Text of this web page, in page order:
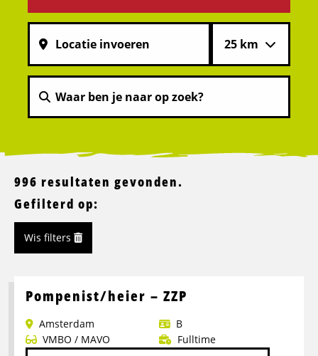
996 resultaten gevonden.
Gefilterd op:
Wis filters
Pompenist/heier – ZZP
Amsterdam
B
VMBO / MAVO
Fulltime